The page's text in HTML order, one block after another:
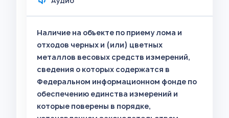
Наличие на объекте по приему лома и
отходов черных и (или) цветных
металлов весовых средств измерений,
сведения о которых содержатся в
Федеральном информационном фонде по
обеспечению единства измерений и
которые поверены в порядке,